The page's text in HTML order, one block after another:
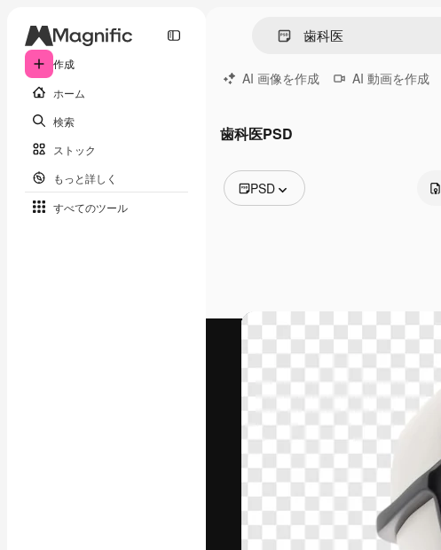
作成
ホーム
検索
ストック
もっと詳しく
すべてのツール
AI 画像を作成 AI 動画を作成
歯科医PSD
PSD
動画
アイコン
3D モデル
フォント
最高のクリエイティブ
ットフォーム。クリ
店、スタジオを含む
います。
日本語